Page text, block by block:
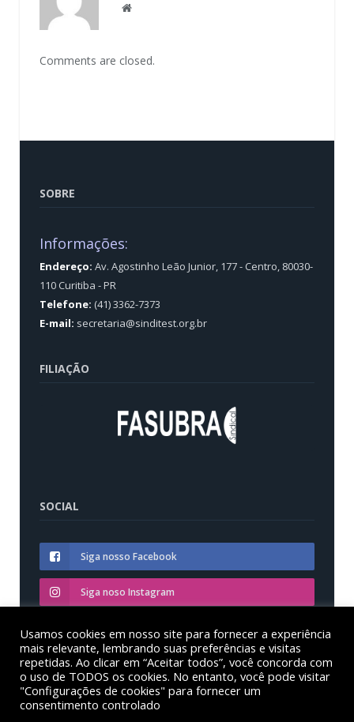
Website
Comments are closed.
SOBRE
Informações:
Endereço: Av. Agostinho Leão Junior, 177 - Centro, 80030-
110 Curitiba - PR
Telefone: (41) 3362-7373
E-mail: secretaria@sinditest.org.br
FILIAÇÃO
SOCIAL
Siga nosso Facebook
Siga noso Instagram
Siga nosso YouTube
© Sinditest – Sindicato dos trabalhadores em educação
Usamos cookies em nosso site para fornecer a experiência
mais relevante, lembrando suas preferências e visitas
repetidas. Ao clicar em “Aceitar todos”, você concorda com
o uso de TODOS os cookies. No entanto, você pode visitar
"Configurações de cookies" para fornecer um
consentimento controlado